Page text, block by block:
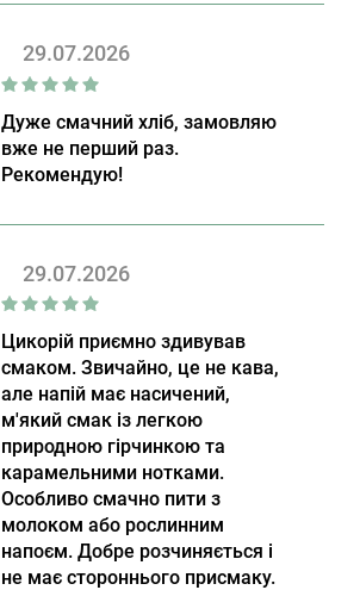
29.07.2026
Дуже смачний хліб, замовляю
вже не перший раз.
Рекомендую!
29.07.2026
Цикорій приємно здивував
смаком. Звичайно, це не кава,
але напій має насичений,
м'який смак із легкою
природною гірчинкою та
карамельними нотками.
Особливо смачно пити з
молоком або рослинним
напоєм. Добре розчиняється і
не має стороннього присмаку.